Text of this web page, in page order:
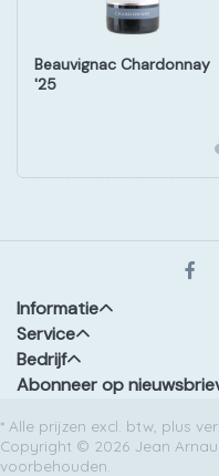
Beauvignac Chardonnay
'25
Informatie
Service
Bedrijf
Abonneer op
* Alle prijzen excl. btw, plus
Copyright © 2026 Jean
voorbehouden.